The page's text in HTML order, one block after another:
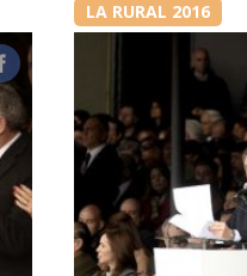
LA RURAL 2016